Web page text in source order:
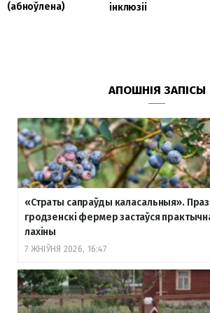
(абноўлена)
інклюзіі
АПОШНІЯ ЗАПІСЫ
«Страты сапраўды каласальныя». Праз
гродзенскі фермер застаўся
лахіны
7 ЖНІЎНЯ 2026, 16:47